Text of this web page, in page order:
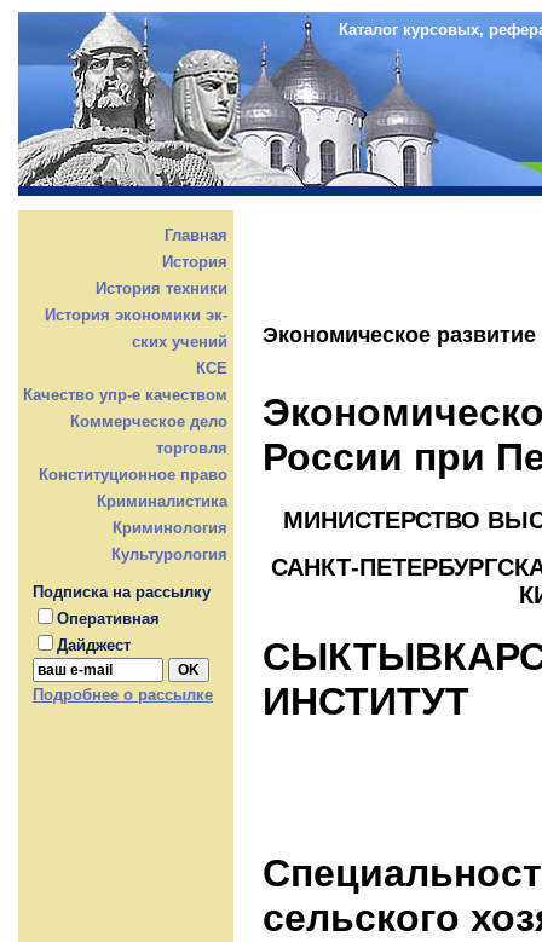
Каталог курсовых,
Главная
История
История техники
История экономики эк-
ских учений
КСЕ
Качество упр-е качеством
Коммерческое дело
торговля
Конституционное право
Криминалистика
Криминология
Культурология
Подписка на рассылку
Оперативная
Дайджест
Подробнее о рассылке
Экономическое
России при
МИНИСТЕРСТВО
САНКТ-
ИНСТИТУТ
сельского